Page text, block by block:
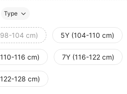
Type
104 cm) 5Y (104-110 cm)
116 cm) 7Y (116-122 cm)
128 cm)